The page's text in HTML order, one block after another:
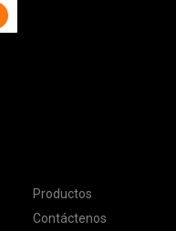
Productos
Contáctenos